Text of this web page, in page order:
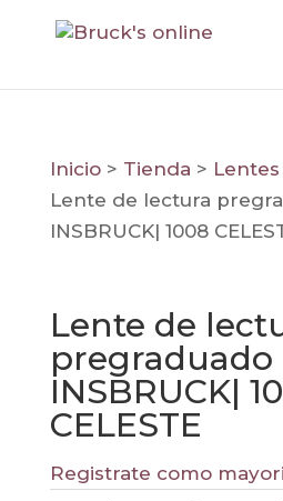
Inicio > Tienda >
Lente de lectura
INSBRUCK| 1008
Lente de
pregraduado
INSBRUCK|
CELESTE
Registrate como